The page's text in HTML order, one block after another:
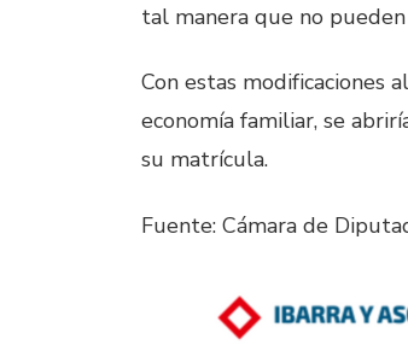
tal manera que no
Con estas modificaciones
economía familiar, se
su matrícula.
Fuente: Cámara de